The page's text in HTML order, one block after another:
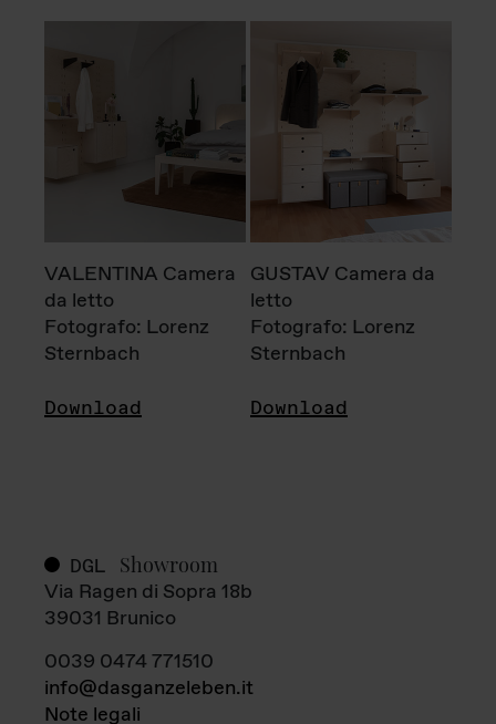
VALENTINA Camera
da letto
Fotografo: Lorenz
Sternbach
Download
GUSTAV Camera da
letto
Fotografo: Lorenz
Sternbach
Download
DGL Showroom
Via Ragen di Sopra 18b
39031 Brunico
0039 0474 771510
info@dasganzeleben.it
Note legali